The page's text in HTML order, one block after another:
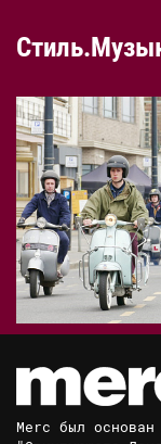
Merc был